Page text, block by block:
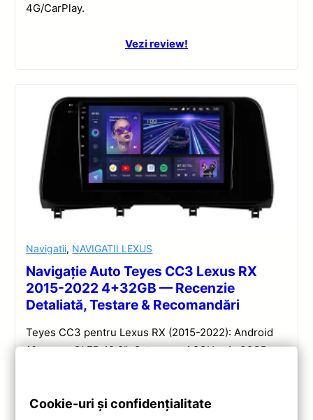
4G/CarPlay.
Vezi review!
Navigatii, NAVIGATII LEXUS
Navigație Auto Teyes CC3 Lexus RX
2015-2022 4+32GB — Recenzie
Detaliată, Testare & Recomandări
Teyes CC3 pentru Lexus RX (2015-2022): Android
10, ecran QLED 10.2″, Octa-core 1.8GHz, 4+32GB,
Cookie-uri și confidențialitate